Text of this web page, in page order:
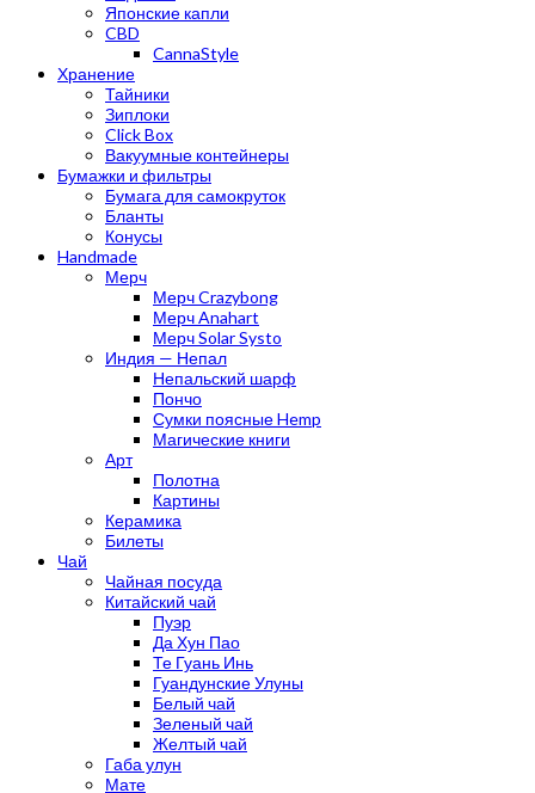
Японские капли
CBD
CannaStyle
Хранение
Тайники
Зиплоки
Click Box
Вакуумные контейнеры
Бумажки и фильтры
Бумага для самокруток
Бланты
Конусы
Handmade
Мерч
Мерч Crazybong
Мерч Anahart
Мерч Solar Systo
Индия — Непал
Непальский шарф
Пончо
Сумки поясные Hemp
Магические книги
Арт
Полотна
Картины
Керамика
Билеты
Чай
Чайная посуда
Китайский чай
Пуэр
Да Хун Пао
Те Гуань Инь
Гуандунские Улуны
Белый чай
Зеленый чай
Желтый чай
Габа улун
Мате